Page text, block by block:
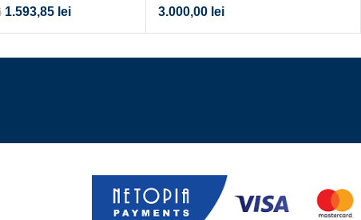
1.593,85 lei
lucios 90x45xH50 cm+lavoar
compozit 90
3.000,00 lei